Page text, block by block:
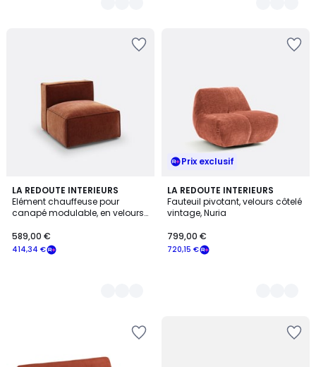
LA REDOUTE INTERIEURS
Elément chauffeuse pour
canapé modulable, en velours
414,34 €
589,00 €
4
Couleurs
Prix exclusif
LA REDOUTE INTERIEURS
Fauteuil pivotant, velours côtelé
vintage, Nuria
720,15 €
799,00 €
4
Couleurs